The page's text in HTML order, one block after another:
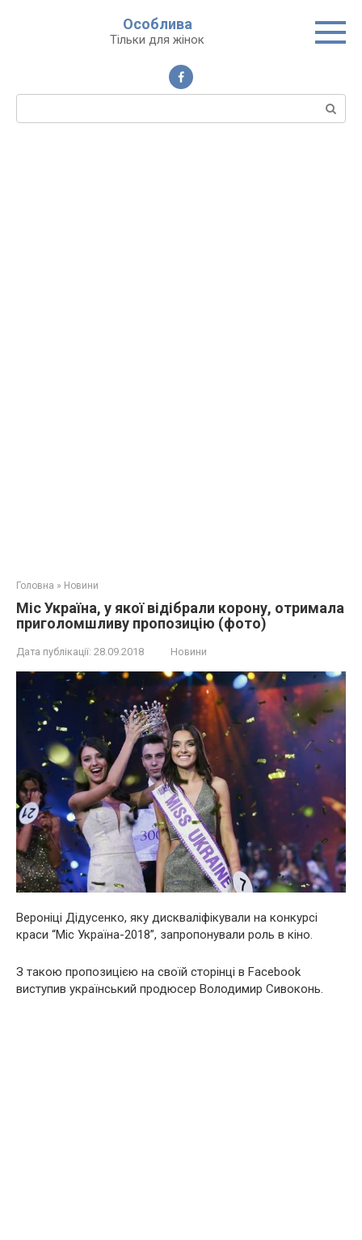
Особлива
Тільки для жінок
Пошук:
Головна » Новини
Міс Україна, у якої відібрали корону, отримала
приголомшливу пропозицію (фото)
Дата публікації: 28.09.2018 Новини
Вероніці Дідусенко, яку дискваліфікували на конкурсі
краси “Міс Україна-2018”, запропонували роль в кіно.
З такою пропозицією на своїй сторінці в Facebook
виступив український продюсер Володимир Сивоконь.